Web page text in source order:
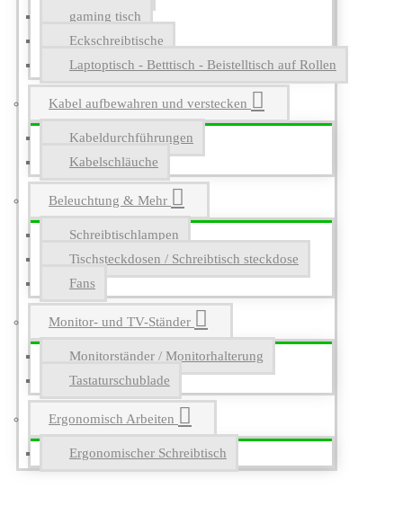
gaming tisch
Eckschreibtische
Laptoptisch - Betttisch - Beistelltisch auf Rollen
Kabel aufbewahren und verstecken
Kabeldurchführungen
Kabelschläuche
Beleuchtung & Mehr
Schreibtischlampen
Tischsteckdosen / Schreibtisch steckdose
Fans
Monitor- und TV-Ständer
Monitorständer / Monitorhalterung
Tastaturschublade
Ergonomisch Arbeiten
Ergonomischer Schreibtisch